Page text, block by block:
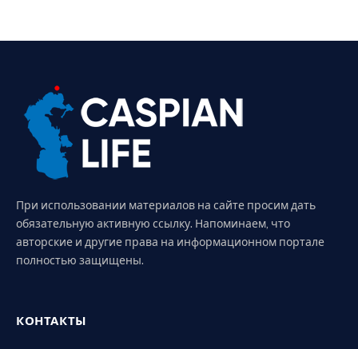
При использовании материалов на сайте просим дать
обязательную активную ссылку. Напоминаем, что
авторские и другие права на информационном портале
полностью защищены.
КОНТАКТЫ